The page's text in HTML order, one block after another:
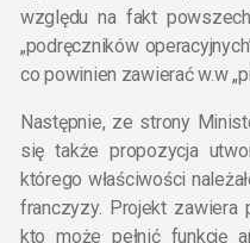
względu na fakt
„podręczników
co powinien zawierać w.w
Następnie, ze strony
się także propozycja
którego właściwości
franczyzy. Projekt zawiera
kto może pełnić funkcję